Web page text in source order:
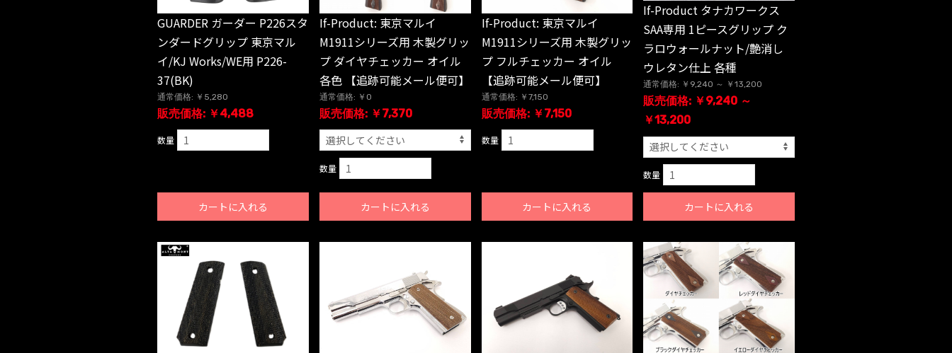
GUARDER ガーダー P226スタ
ンダードグリップ 東京マル
イ/KJ Works/WE用 P226-
37(BK)
通常価格: ￥5,280
販売価格: ￥4,488
数量
カートに入れる
If-Product: 東京マルイ
M1911シリーズ用 木製グリッ
プ ダイヤチェッカー オイル
各色 【追跡可能メール便可】
通常価格: ￥0
販売価格: ￥7,370
数量
カートに入れる
If-Product: 東京マルイ
M1911シリーズ用 木製グリッ
プ フルチェッカー オイル
【追跡可能メール便可】
通常価格: ￥7,150
販売価格: ￥7,150
数量
カートに入れる
If-Product タナカワークス
SAA専用 1ピースグリップ ク
ラロウォールナット/艶消し
ウレタン仕上 各種
通常価格: ￥9,240 ～ ￥13,200
販売価格: ￥9,240 ～
￥13,200
数量
カートに入れる